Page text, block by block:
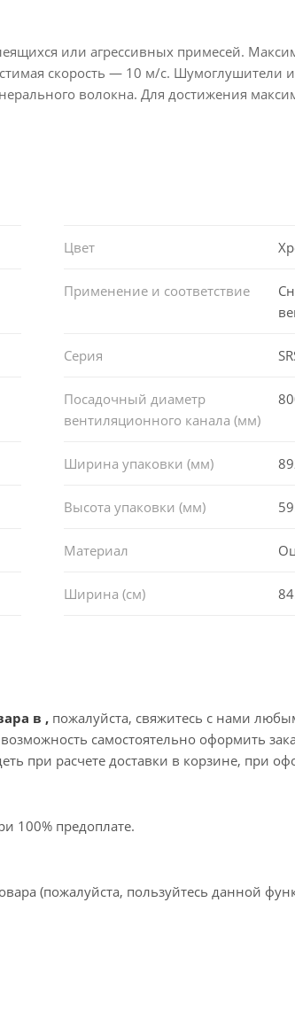
или агрессивных примесей.
скорость — 10 м/с. Шумоглушители
волокна. Для достижения
Цвет
Применение и соответствие
Серия
Посадочный диаметр
вентиляционного канала (мм)
Ширина упаковки (мм)
Высота упаковки (мм)
Материал
Ширина (см)
в , пожалуйста, свяжитесь с нами
самостоятельно оформить
при расчете доставки в корзине, при
100% предоплате.
(пожалуйста, пользуйтесь данной